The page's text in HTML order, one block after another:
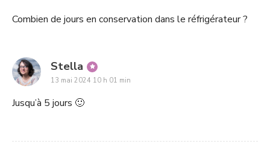
Combien de jours en conservation dans le réfrigérateur ?
Stella says:
13 mai 2024 10 h 01 min
Jusqu’à 5 jours 🙂